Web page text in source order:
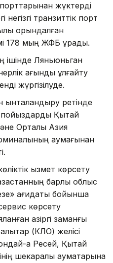
жүктерді
транзиттік порт
орындалған
178 мың ЖФБ құрады.
ішінде Ляньюньган
ағынды ұлғайту
жүргізілуде.
ынталандыру ретінде
пойыздарды Қытай
Орталық Азия
аумағынан
қызмет көрсету
барлық облыс
қағидаты бойынша
көрсету
қазіргі заманғы
(КЛО) желісі
ақ Ресей, Қытай
шекаралық аумақтарына